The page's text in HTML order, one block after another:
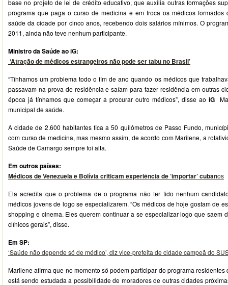
base no projeto de lei de crédito educativo, que auxilia outras formações
programa que paga o curso de medicina e em troca os médicos formados
saúde da cidade por cinco anos, recebendo dois salários mínimos. O
2011, ainda não teve nenhum participante.
Ministro da Saúde ao iG:
‘Atração de médicos estrangeiros não pode ser tabu no Brasil’
“Tínhamos um problema todo o fim de ano quando os médicos que
passavam na prova de residência e saíam para fazer residência em outras
época já tínhamos que começar a procurar outro médicos”, disse ao iG
municipal de saúde.
A cidade de 2.600 habitantes fica a 50 quilômetros de Passo Fundo,
com curso de medicina, mas mesmo assim, de acordo com Marilene, a
Saúde de Camargo sempre foi alta.
Em outros países:
Médicos de Venezuela e Bolívia criticam experiência de ‘importar’ cubanos
Ela acredita que o problema de o programa não ter tido nenhum
médicos jovens de logo se especializarem. “Os médicos de hoje gostam de
shopping e cinema. Eles querem continuar a se especializar logo que saem
clínicos gerais”, disse.
Em SP:
‘Saúde não depende só de médico’, diz vice-prefeita de cidade campeã do
Marilene afirma que no momento só podem participar do programa
está sendo estudada a possibilidade de moradores de outras cidades